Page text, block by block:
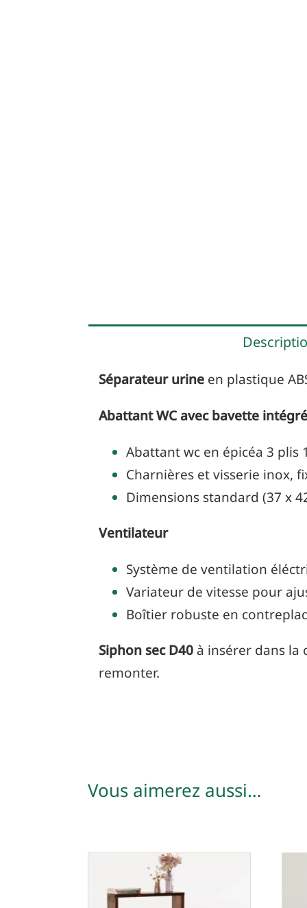
Séparateur urine en plastique
Abattant WC avec bavette
Abattant wc en épicéa 3 plis
Charnières et visserie inox,
Dimensions standard (37 x
Ventilateur
Système de ventilation
Variateur de vitesse pour
Boîtier robuste en
Siphon sec D40 à insérer dans la
remonter.
Vous aimerez aussi…